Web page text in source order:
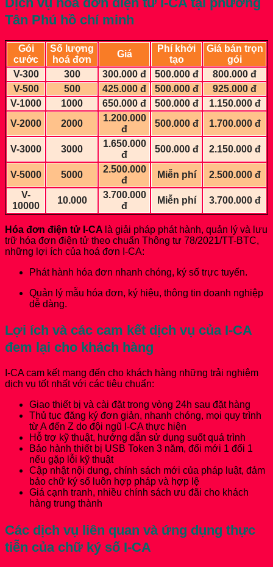
Tân Phú hồ chí minh
Gói
cước
Số lượng
hoá đơn
Giá
Phí khởi
tạo
Giá bán trọn
gói
V-300
300 300.000 đ 500.000 đ
800.000 đ
V-500
500 425.000 đ 500.000 đ
925.000 đ
V-1000
1000 650.000 đ 500.000 đ
1.150.000 đ
V-2000
2000
1.200.000
đ
500.000 đ 1.700.000 đ
V-3000 3000
1.650.000
đ
500.000 đ 2.150.000 đ
V-5000 5000
2.500.000
đ
Miễn phí
2.500.000 đ
V-
10000
10.000
3.700.000
đ
Miễn phí 3.700.000 đ
Hóa đơn điện tử I-CA là giải pháp phát hành, quản lý và lưu
trữ hóa đơn điện tử theo chuẩn Thông tư 78/2021/TT-BTC,
những lợi ích của hoá đơn I-CA:
Phát hành hóa đơn nhanh chóng, ký số trực tuyến.
Quản lý mẫu hóa đơn, ký hiệu, thông tin doanh nghiệp
dễ dàng.
Lợi ích và các cam kết dịch vụ của I-CA
đem lại cho khách hàng
I-CA cam kết mang đến cho khách hàng những trải nghiệm
dịch vụ tốt nhất với các tiêu chuẩn:
Giao thiết bị và cài đặt trong vòng 24h sau đặt hàng
Thủ tục đăng ký đơn giản, nhanh chóng, mọi quy trình
từ A đến Z do đội ngũ I-CA thực hiện
Hỗ trợ kỹ thuật, hướng dẫn sử dụng suốt quá trình
Bảo hành thiết bị USB Token 3 năm, đổi mới 1 đổi 1
nếu gặp lỗi kỹ thuật
Cập nhật nội dung, chính sách mới của pháp luật, đảm
bảo chữ ký số luôn hợp pháp và hợp lệ
Giá cạnh tranh, nhiều chính sách ưu đãi cho khách
hàng trung thành
Các dịch vụ liên quan và ứng dụng thực
tiễn của chữ ký số I-CA